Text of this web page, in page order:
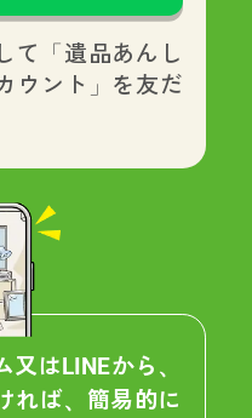
て「遺品あんし
ウント」を友だ
はLINEから、
れば、簡易的に